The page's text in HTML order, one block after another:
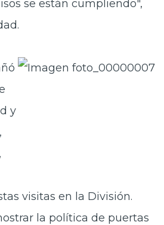
se están cumpliendo",
y
visitas en la División.
la política de puertas